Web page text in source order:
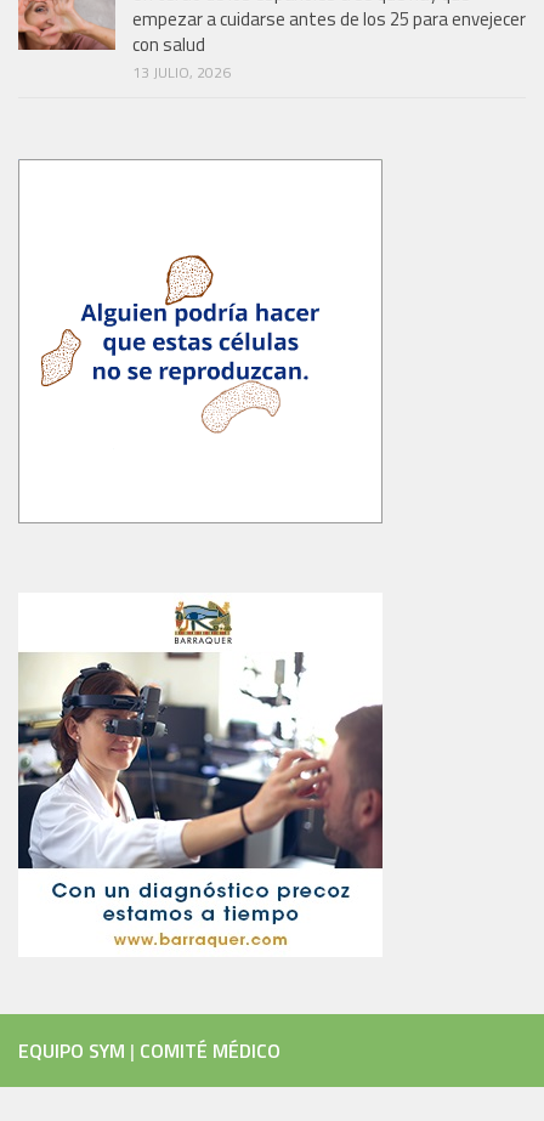
empezar a cuidarse antes de los 25 para envejecer
con salud
13 JULIO, 2026
EQUIPO SYM | COMITÉ MÉDICO